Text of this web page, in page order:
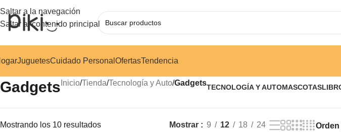
Saltar a la navegación
Saltar al contenido principal
JuguetesCuidado Personal OfertasTendencia
Gadgets Inicio/Tienda/Tecnología y Auto/GadgetsTECNOLOGÍA Y AUTOMASCOTAS
Mostrando los 10 resultados Mostrar 9 12 18 24